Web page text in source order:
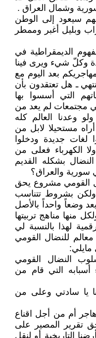
وشمال العراق .
سيعود إلى الوطن
وبليل أغبر وممطر
الديمقراطية في
وكلّ شيء ويرى فينا
بعد اليوم مع
ـ هل تعتقدون بأن
التي أسسوا بها
مجتمعات لم يعد من
وعدنا العالم كله
مستحيلا لابل من
لغات جديدة ودخلوا
الكهرباء فعلى من
بشكله القديم
سورية والعراق؟
القومي مشروع يحق
بشروط تتناسب
وضعاً واحداً بالأصل
منها مناهج تربيتها
لهذا بالنسبة لي
للنضال القومي
مايلي:
النضال القومي
أسبابه التي قام من
يا سادتي وعلى من
أم من أجل اقناع
حق تقرير المصير على
التاريخية أو لنقل